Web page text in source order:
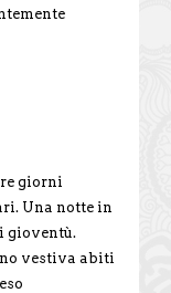
giorni
Una notte in
gioventù.
vestiva abiti